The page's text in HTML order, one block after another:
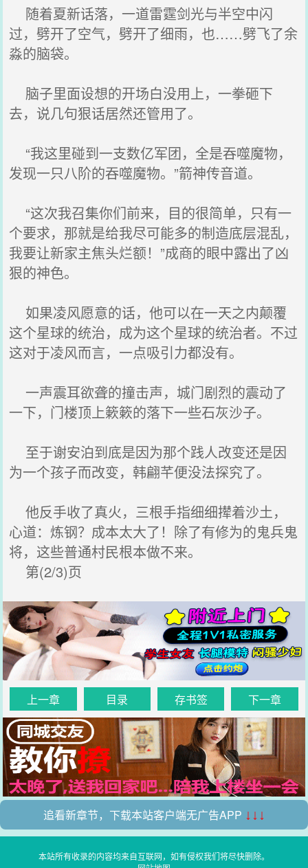
随着夏新话落，一道雷霆剑光与半空中闪
过，劈开了空气，劈开了细雨，也……劈飞了余
淼的脑袋。
脑子里面设想的开场白没用上，一拳砸下
去，说几句狠话居然还管用了。
“我这里碰到一支数亿军团，全是吞噬魔物，
发现一只八阶的吞噬魔物。”箭神传音道。
“这次我召集你们前来，目的很简单，只有一
个要求，那就是给我尽可能多的制造底层混乱，
我要让新家主焦头烂额！”成商的眼中露出了凶
狠的神色。
如果凌风愿意的话，他可以在一天之内颠覆
这个星球的统治，成为这个星球的统治者。不过
这对于凌风而言，一点吸引力都没有。
一声震耳欲聋的撞击声，城门剧烈的震动了
一下，门楼顶上簌簌的落下一些石灰沙子。
至于谢安泊到底是因为那个践人改变还是因
为一个孩子而改变，韩翩芊便没法探究了。
他反手收了真火，三根手指细细撵着沙土，
心道：炼钢？成本太大了！除了有修为的鬼兵鬼
将，这些普通村民根本做不来。
第(2/3)页
上一章 目录 存书签 下一章
追看新章节，下载本站客户端无广告APP ↓↓↓
本站所有收录的内容均来自互联网，如有侵权我们将尽快删除。